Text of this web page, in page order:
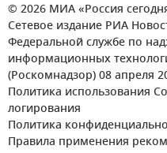
© 2026 МИА «Россия
Сетевое издание РИА
Федеральной службе по
информационных
(Роскомнадзор) 08 апреля
Политика использования
логирования
Политика
Правила применения